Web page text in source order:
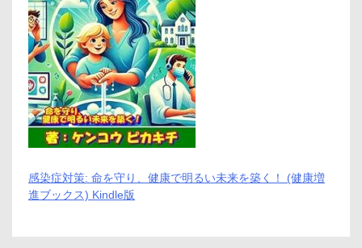
感染症対策: 命を守り、健康で明るい未来を築く！ (健康増
進ブックス) Kindle版